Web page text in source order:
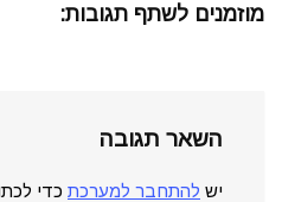
מוזמנים לשתף תגובות:
השאר תגובה
יש להתחבר למערכת כדי